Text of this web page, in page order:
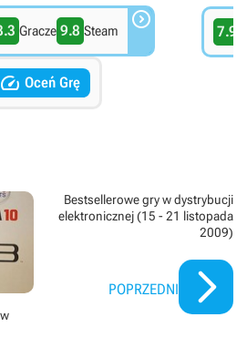
Gracze 9.8 Steam 
 Oceń Grę
7.9
Bestsellerowe gry w dystrybucji
elektronicznej (15 - 21 listopada
2009)
POPRZEDNI